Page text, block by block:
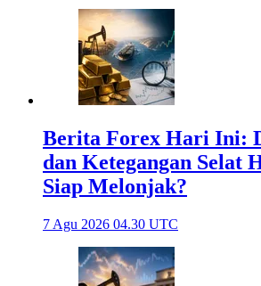
Berita Forex Hari Ini:
dan Ketegangan Selat
Siap Melonjak?
7 Agu 2026 04.30 UTC